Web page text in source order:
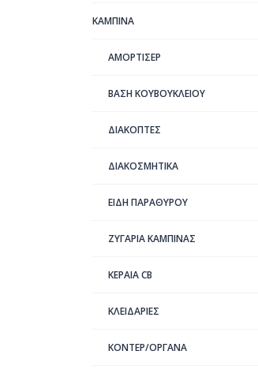
ΚΑΜΠΙΝΑ
ΑΜΟΡΤΙΣΕΡ
ΒΑΣΗ ΚΟΥΒΟΥΚΛΕΙΟΥ
ΔΙΑΚΟΠΤΕΣ
ΔΙΑΚΟΣΜΗΤΙΚΑ
ΕΙΔΗ ΠΑΡΑΘΥΡΟΥ
ΖΥΓΑΡΙΑ ΚΑΜΠΙΝΑΣ
ΚΕΡΑΊΑ CB
ΚΛΕΙΔΑΡΙΕΣ
ΚΟΝΤΕΡ/ΟΡΓΑΝΑ